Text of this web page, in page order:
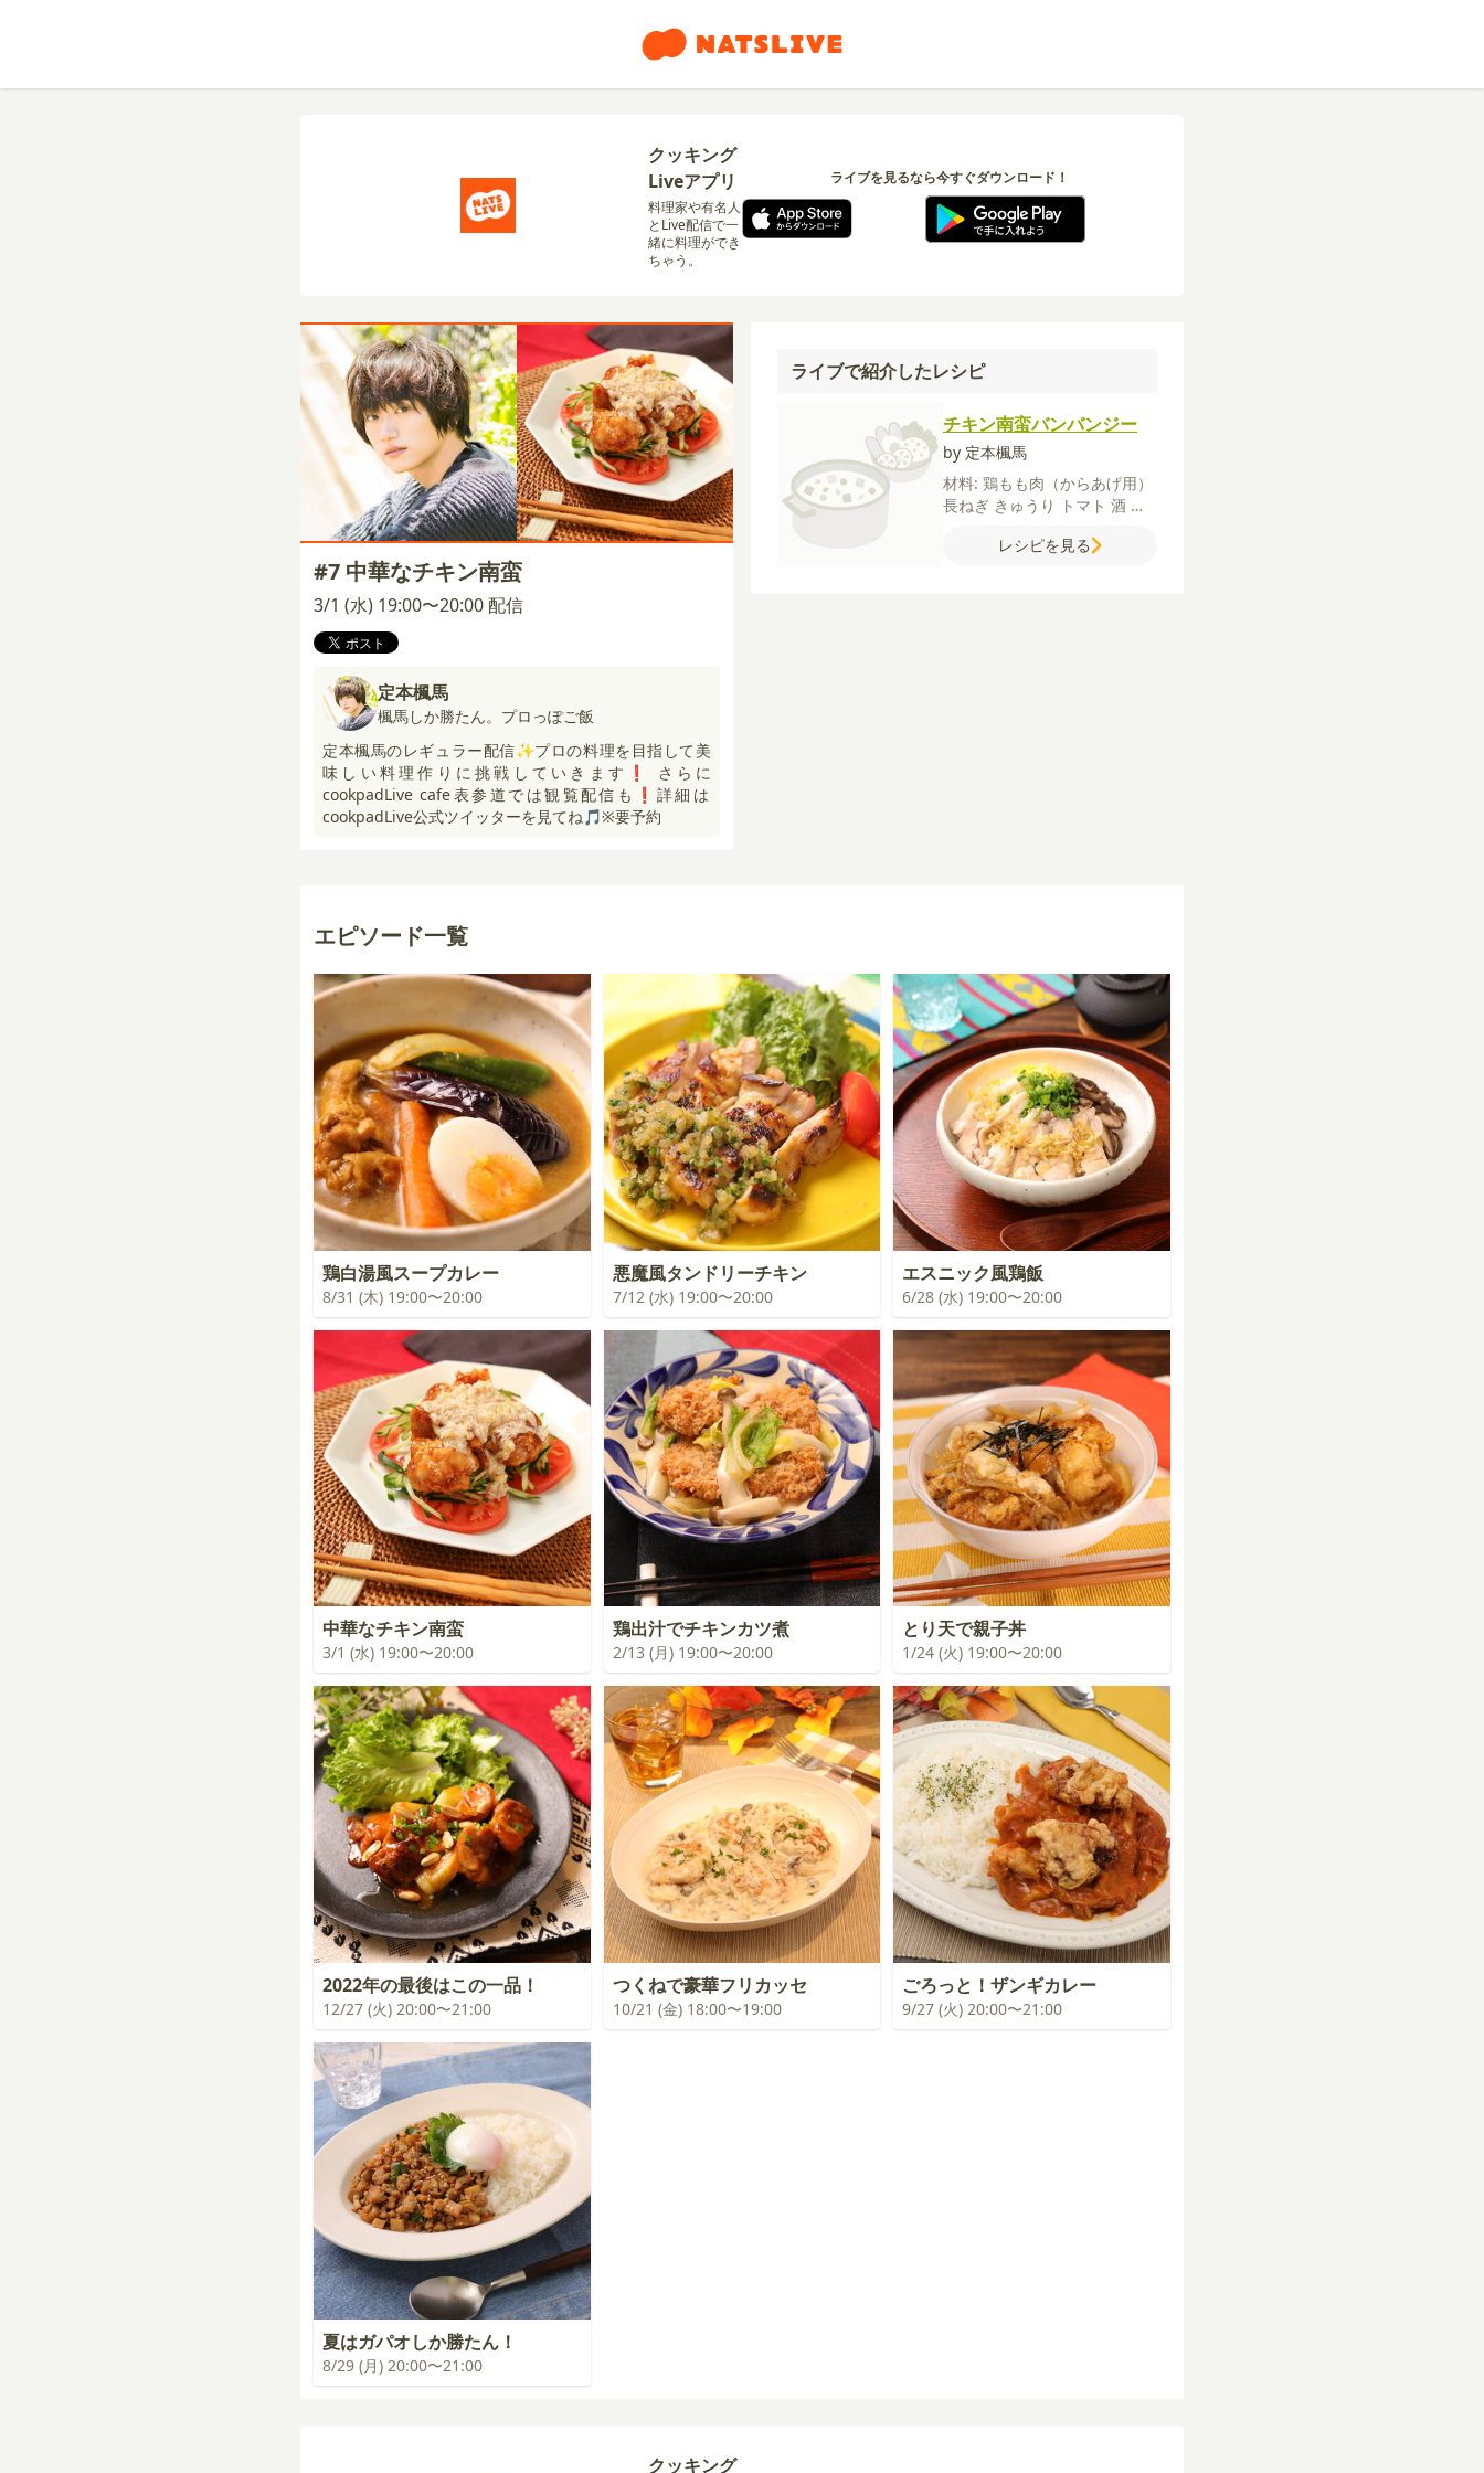
クッキング
Liveアプリ
料理家や有名人
とLive配信で一
緒に料理ができ
ちゃう。
ライブを見るなら今すぐダウンロード！
#7 中華なチキン南蛮
3/1 (水) 19:00〜20:00 配信
定本楓馬
楓馬しか勝たん。プロっぽご飯
定本楓馬のレギュラー配信✨プロの料理を目指して美
味しい料理作りに挑戦していきます❗️ さらに
cookpadLive cafe表参道では観覧配信も❗️詳細は
cookpadLive公式ツイッターを見てね🎵※要予約
ライブで紹介したレシピ
チキン南蛮バンバンジー
by 定本楓馬
材料: 鶏もも肉（からあげ用）
長ねぎ きゅうり トマト 酒 み
き黒こしょうサラダ油
レシピを見る
エピソード一覧
鶏白湯風スープカレー
8/31 (木) 19:00〜20:00
悪魔風タンドリーチキン
7/12 (水) 19:00〜20:00
エスニック風鶏飯
6/28 (水) 19:00〜20:00
中華なチキン南蛮
3/1 (水) 19:00〜20:00
鶏出汁でチキンカツ煮
2/13 (月) 19:00〜20:00
とり天で親子丼
1/24 (火) 19:00〜20:00
2022年の最後はこの一品！
12/27 (火) 20:00〜21:00
つくねで豪華フリカッセ
10/21 (金) 18:00〜19:00
ごろっと！ザンギカレー
9/27 (火) 20:00〜21:00
夏はガパオしか勝たん！
8/29 (月) 20:00〜21:00
クッキング